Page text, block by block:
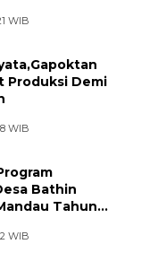
WIB
Produksi Demi
WIB
Bathin
Tahun
WIB